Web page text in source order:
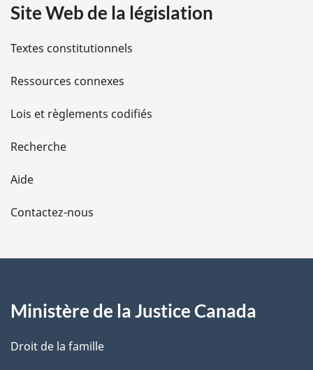
i
l
s
d
e
l
a
e
Site Web de la législation
Textes constitutionnels
Ressources connexes
Lois et règlements codifiés
Recherche
Aide
Contactez-nous
Ministère de la Justice Canada
Droit de la famille